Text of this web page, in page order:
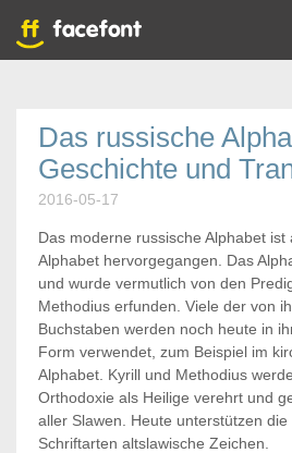
Das russische
Geschichte und
2016-05-17
Das moderne russische Alphabet ist
Alphabet hervorgegangen. Das
und wurde vermutlich von den
Methodius erfunden. Viele der von
Buchstaben werden noch heute in
Form verwendet, zum Beispiel im
Alphabet. Kyrill und Methodius
Orthodoxie als Heilige verehrt und
aller Slawen. Heute unterstützen
Schriftarten altslawische Zeichen.